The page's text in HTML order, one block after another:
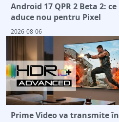
Android 17 QPR 2 Beta 2: ce
aduce nou pentru Pixel
2026-08-06
Prime Video va transmite în